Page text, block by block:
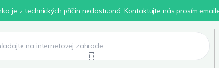
je z technických příčin nedostupná. Kontaktujte nás prosím